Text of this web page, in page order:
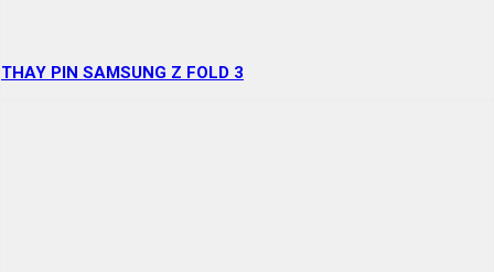
THAY PIN SAMSUNG Z FOLD 3